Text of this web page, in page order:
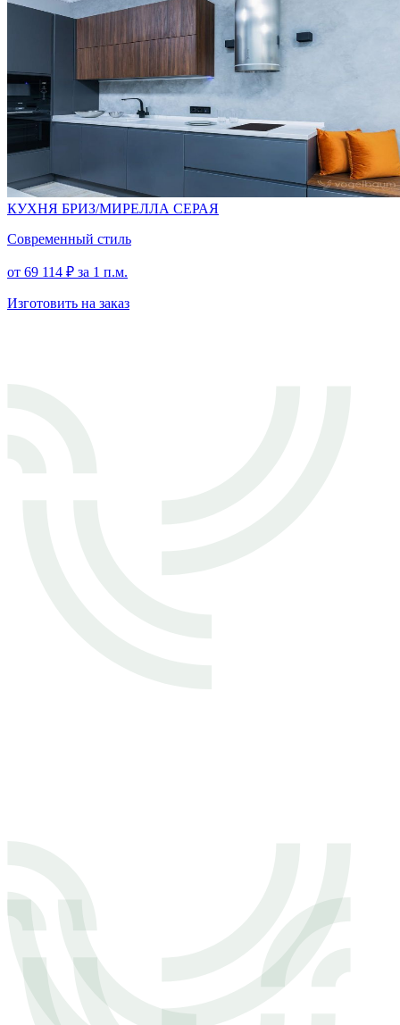
КУХНЯ БРИЗ/МИРЕЛЛА СЕРАЯ
Современный стиль
от 69 114 ₽ за 1 п.м.
Изготовить на заказ